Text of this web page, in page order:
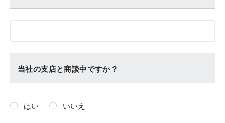
当社の支店と商談中ですか？
はい いいえ